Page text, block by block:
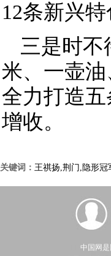
12条新兴
三是时
米、一壶
全力打造
增收。
关键词： 王祺扬,荆门,隐形冠